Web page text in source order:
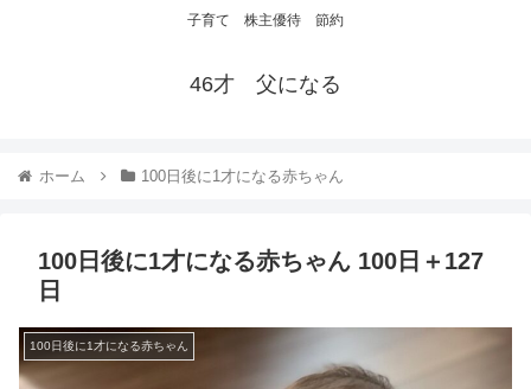
子育て 株主優待 節約
46才 父になる
ホーム 100日後に1才になる赤ちゃん
100日後に1才になる赤ちゃん 100日＋127
日
100日後に1才になる赤ちゃん